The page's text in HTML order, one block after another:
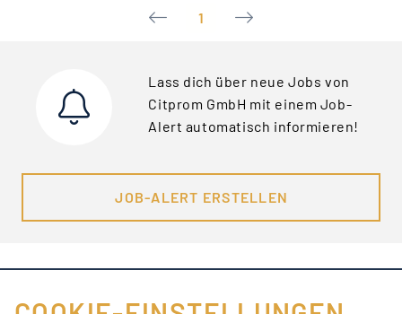
1
Lass dich über neue Jobs von
Citprom GmbH mit einem Job-
Alert automatisch informieren!
JOB-ALERT ERSTELLEN